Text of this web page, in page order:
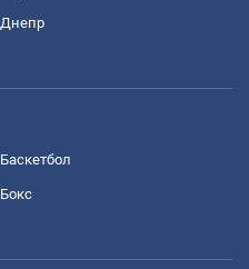
Днепр
Баскетбол
Бокс